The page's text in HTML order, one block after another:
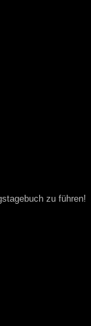
zu führen!